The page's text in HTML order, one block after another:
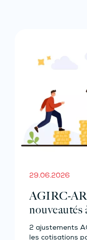
29.06.2026
AGIRC-
nouveautés
2 ajustements
les cotisations